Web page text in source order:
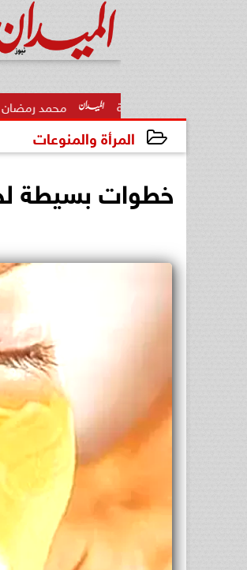
محمد رمضان يستفز جمهوره
المرأة والمنوعات
خطوات بسيطة